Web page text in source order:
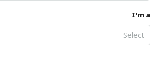
I'm a
Select